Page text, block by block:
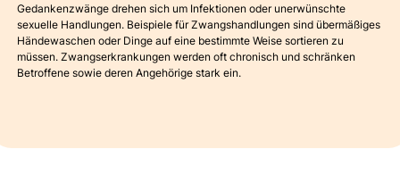
Gedankenzwänge drehen sich um Infektionen oder unerwünschte
sexuelle Handlungen. Beispiele für Zwangshandlungen sind übermäßiges
Händewaschen oder Dinge auf eine bestimmte Weise sortieren zu
müssen. Zwangserkrankungen werden oft chronisch und schränken
Betroffene sowie deren Angehörige stark ein.